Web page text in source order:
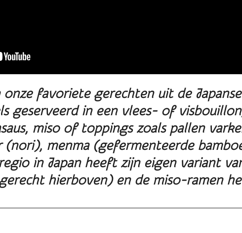
onze favoriete gerechten uit de
geserveerd in een vlees- of
miso of toppings zoals pallen
menma (gefermenteerde
in Japan heeft zijn eigen variant
hierboven) en de miso-ramen